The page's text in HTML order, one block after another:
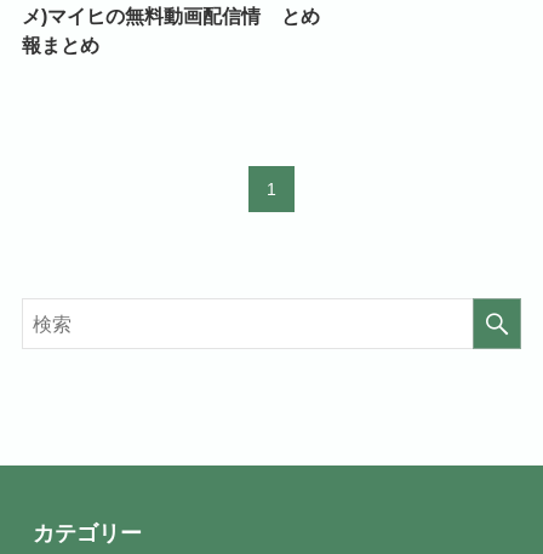
メ)マイヒの無料動画配信情
報まとめ
とめ
1
カテゴリー